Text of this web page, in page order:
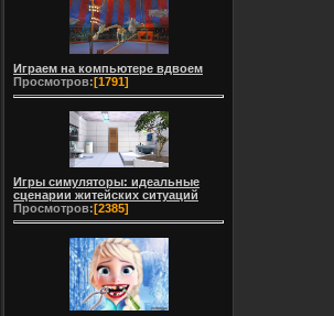
Играем на компьютере вдвоем
Просмотров: [1791]
Игры симуляторы: идеальные
сценарии житейских ситуаций
Просмотров:[2385]